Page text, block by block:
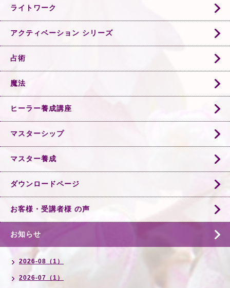
ライトワーク
アクティベーション シリーズ
占術
魔法
ヒーラー養成講座
マスターシップ
マスター養成
ダウンロードページ
お客様・受講者様 の声
お知らせ
2026-08（1）
2026-07（1）